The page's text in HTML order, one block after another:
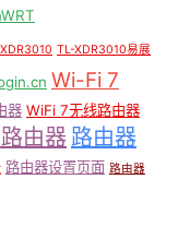
TL-XDR3010易展
Wi-Fi 7
器 WiFi 7无线路由器
由器路由器
路由器设置页面 路由器